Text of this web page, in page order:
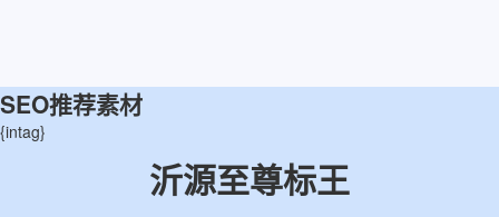
SEO推荐素材
{intag}
沂源至尊标王